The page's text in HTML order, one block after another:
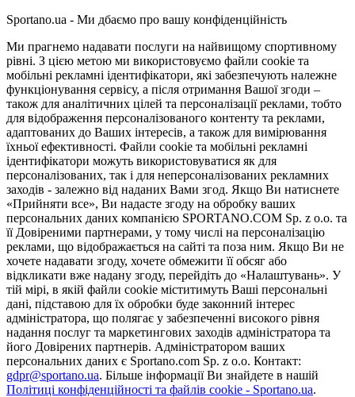
Sportano.ua - Ми дбаємо про вашу конфіденційність
Ми прагнемо надавати послуги на найвищому спортивному
рівні. З цією метою ми використовуємо файли cookie та
мобільні рекламні ідентифікатори, які забезпечують належне
функціонування сервісу, а після отримання Вашої згоди –
також для аналітичних цілей та персоналізації реклами, тобто
для відображення персоналізованого контенту та реклами,
адаптованих до Ваших інтересів, а також для вимірювання
їхньої ефективності. Файли cookie та мобільні рекламні
ідентифікатори можуть використовуватися як для
персоналізованих, так і для неперсоналізованих рекламних
заходів - залежно від наданих Вами згод. Якщо Ви натиснете
«Прийняти все», Ви надасте згоду на обробку ваших
персональних даних компанією SPORTANO.COM Sp. z o.o. та
її Довіреними партнерами, у тому числі на персоналізацію
реклами, що відображається на сайті та поза ним. Якщо Ви не
хочете надавати згоду, хочете обмежити її обсяг або
відкликати вже надану згоду, перейдіть до «Налаштувань». У
тій мірі, в якій файли cookie міститимуть Ваші персональні
дані, підставою для їх обробки буде законний інтерес
адміністратора, що полягає у забезпеченні високого рівня
надання послуг та маркетингових заходів адміністратора та
його Довірених партнерів. Адміністратором ваших
персональних даних є Sportano.com Sp. z o.o. Контакт:
gdpr@sportano.ua. Більше інформації Ви знайдете в нашій
Політиці конфіденційності та файлів cookie - Sportano.ua.